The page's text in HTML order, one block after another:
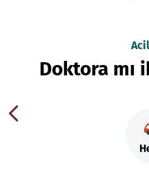
Doktora mı